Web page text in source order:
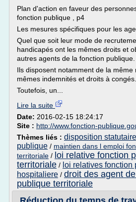
Plan d'action en faveur des
fonction publique , p4
Les mesures spécifiques pour les
Quel que soit leur mode de
handicapés ont les mêmes droits et
autres agents de la fonction publique.
Ils disposent notamment de la même
mêmes indemnités et droits à congés.
Toutefois, un...
Lire la suite
Date: 2016-02-15 18:24:17
Site : http://www.fonction-
Thèmes liés : disposition
publique / maintien dans l emploi
territoriale / loi relative fonction
territoriale / loi relatives fonction
hospitaliere / droit des agent
publique territoriale